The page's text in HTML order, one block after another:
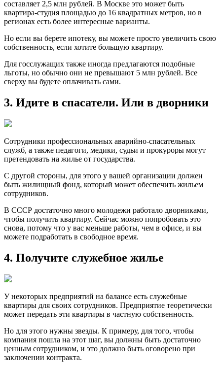
составляет 2,5 млн рублей. В Москве это может быть
квартира-студия площадью до 16 квадратных метров, но в
регионах есть более интересные варианты.
Но если вы берете ипотеку, вы можете просто увеличить свою
собственность, если хотите большую квартиру.
Для госслужащих также иногда предлагаются подобные
льготы, но обычно они не превышают 5 млн рублей. Все
сверху вы будете оплачивать сами.
3. Идите в спасатели. Или в дворники
Сотрудники профессиональных аварийно-спасательных
служб, а также педагоги, медики, судьи и прокуроры могут
претендовать на жилье от государства.
С другой стороны, для этого у вашей организации должен
быть жилищный фонд, который может обеспечить жильем
сотрудников.
В СССР достаточно много молодежи работало дворниками,
чтобы получить квартиру. Сейчас можно попробовать это
снова, потому что у вас меньше работы, чем в офисе, и вы
можете подработать в свободное время.
4. Получите служебное жилье
У некоторых предприятий на баланcе есть служебные
квартиры для своих сотрудников. Предприятие теоретически
может передать эти квартиры в частную собственность.
Но для этого нужны звезды. К примеру, для того, чтобы
компания пошла на этот шаг, вы должны быть достaточно
ценным сотрудником, и это должно быть оговорено при
заключении контракта.